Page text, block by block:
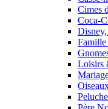
Cimes
Coca-
Loisirs